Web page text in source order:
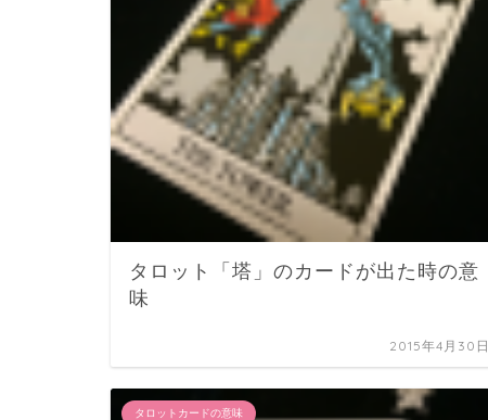
タロット「塔」のカードが出た時の意
味
2015年4月30日
タロットカードの意味